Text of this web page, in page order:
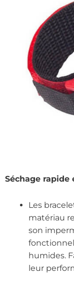
Séchage
Les
matériau
son
humides.
leur